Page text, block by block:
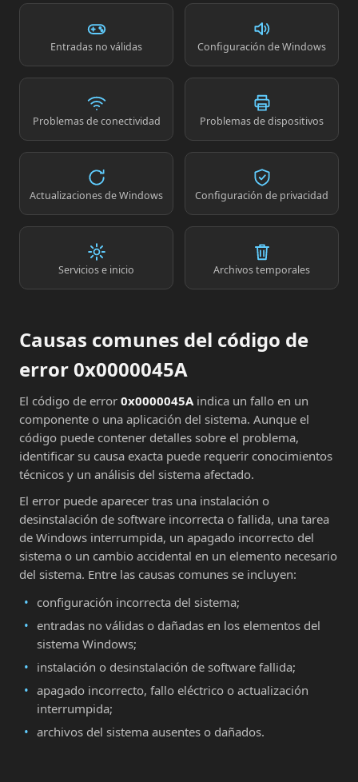
Entradas no válidas Configuración de Windows
Problemas de conectividad Problemas de dispositivos
Actualizaciones de Windows Configuración de privacidad
Servicios e inicio Archivos temporales
Causas comunes del código de
error 0x0000045A
El código de error 0x0000045Aindica un fallo en un
componente o una aplicación del sistema. Aunque el
código puede contener detalles sobre el problema,
identificar su causa exacta puede requerir conocimientos
técnicos y un análisis del sistema afectado.
El error puede aparecer tras una instalación o
desinstalación de software incorrecta o fallida, una tarea
de Windows interrumpida, un apagado incorrecto del
sistema o un cambio accidental en un elemento necesario
del sistema. Entre las causas comunes se incluyen:
configuración incorrecta del sistema;
entradas no válidas o dañadas en los elementos del
sistema Windows;
instalación o desinstalación de software fallida;
apagado incorrecto, fallo eléctrico o actualización
interrumpida;
archivos del sistema ausentes o dañados.